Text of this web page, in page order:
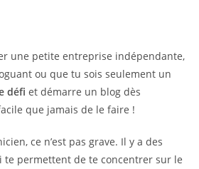
une petite entreprise indépendante,
ou que tu sois seulement un
défi et démarre un blog dès
que jamais de le faire !
ce n’est pas grave. Il y a des
te permettent de te concentrer sur le